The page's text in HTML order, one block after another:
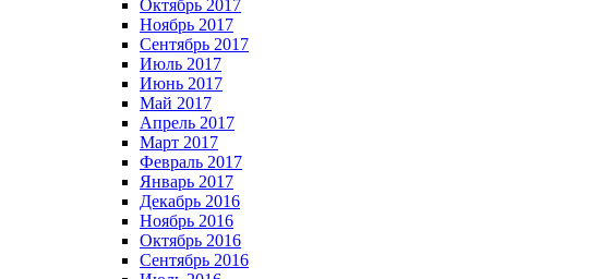
Октябрь 2017
Ноябрь 2017
Сентябрь 2017
Июль 2017
Июнь 2017
Май 2017
Апрель 2017
Март 2017
Февраль 2017
Январь 2017
Декабрь 2016
Ноябрь 2016
Октябрь 2016
Сентябрь 2016